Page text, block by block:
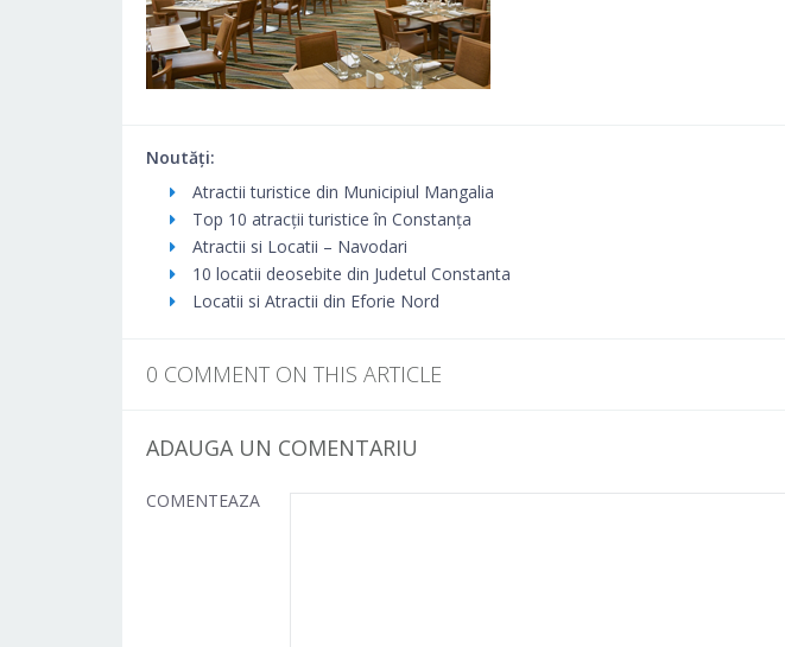
Noutăți:
Atractii turistice din Municipiul Mangalia
Top 10 atracții turistice în Constanța
Atractii si Locatii – Navodari
10 locatii deosebite din Judetul Constanta
Locatii si Atractii din Eforie Nord
0 COMMENT ON THIS ARTICLE
ADAUGA UN COMENTARIU
COMENTEAZA